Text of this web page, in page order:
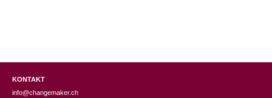
KONTAKT
info@changemaker.ch